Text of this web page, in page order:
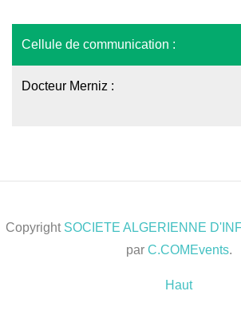
Cellule de communication :
Docteur Merniz :
Copyright SOCIETE ALGERIENNE
par C.COMEvents.
Haut